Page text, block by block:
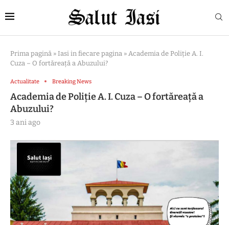
Prima pagină » Iasi in fiecare pagina » Academia de Poliție A. I.
Cuza – O fortăreață a Abuzului?
Actualitate Breaking News
Academia de Poliție A. I. Cuza – O fortăreață a
Abuzului?
3 ani ago